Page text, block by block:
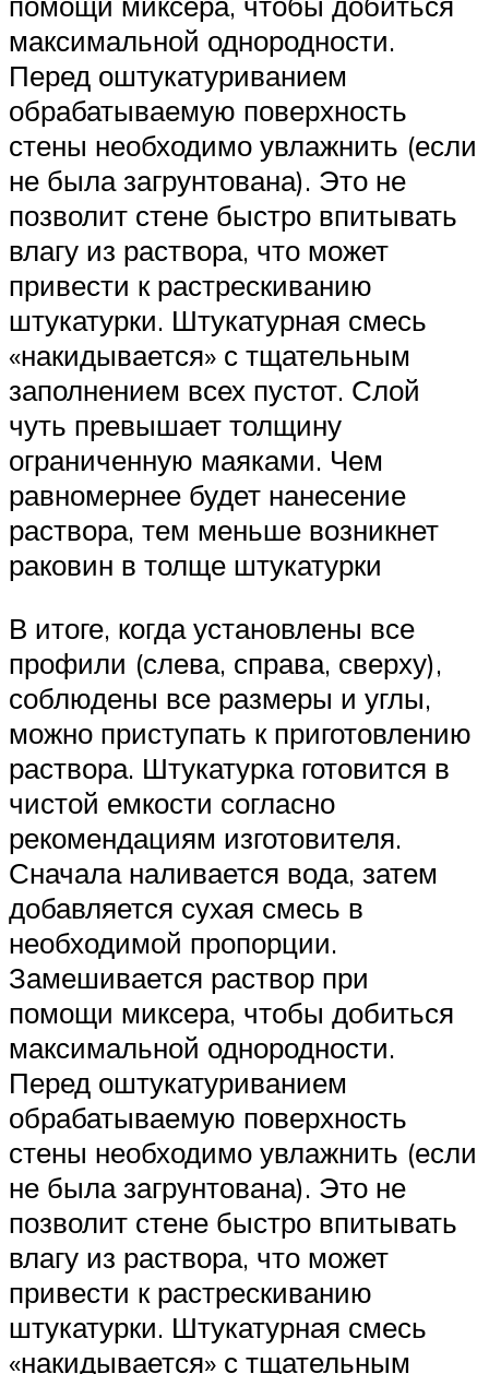
максимальной однородности.
Перед оштукатуриванием
обрабатываемую поверхность
стены необходимо увлажнить (если
не была загрунтована). Это не
позволит стене быстро впитывать
влагу из раствора, что может
привести к растрескиванию
штукатурки. Штукатурная смесь
«накидывается» с тщательным
заполнением всех пустот. Слой
чуть превышает толщину
ограниченную маяками. Чем
равномернее будет нанесение
раствора, тем меньше возникнет
раковин в толще штукатурки
В итоге, когда установлены все
профили (слева, справа, сверху),
соблюдены все размеры и углы,
можно приступать к приготовлению
раствора. Штукатурка готовится в
чистой емкости согласно
рекомендациям изготовителя.
Сначала наливается вода, затем
добавляется сухая смесь в
необходимой пропорции.
Замешивается раствор при
помощи миксера, чтобы добиться
максимальной однородности.
Перед оштукатуриванием
обрабатываемую поверхность
стены необходимо увлажнить (если
не была загрунтована). Это не
позволит стене быстро впитывать
влагу из раствора, что может
привести к растрескиванию
штукатурки. Штукатурная смесь
«накидывается» с тщательным